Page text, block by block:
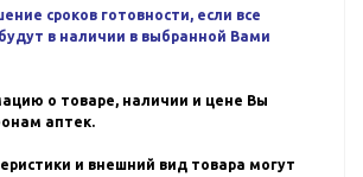
сроков готовности, если все
в наличии в выбранной Вами
о товаре, наличии и цене Вы
аптек.
и внешний вид товара могут